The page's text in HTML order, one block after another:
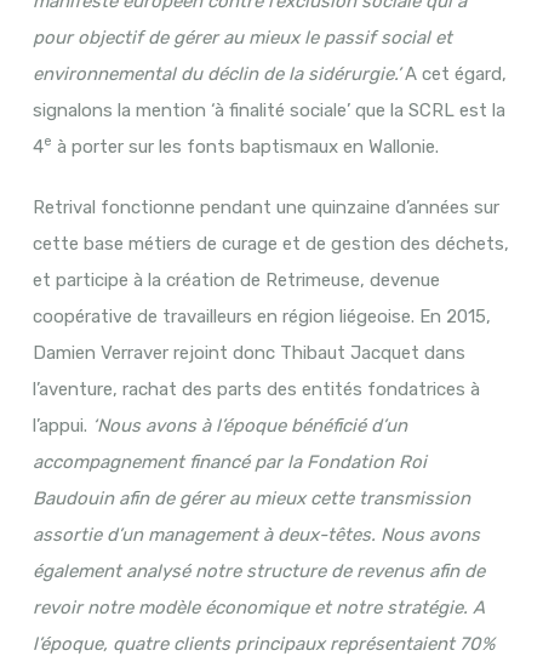
pour objectif de gérer au mieux le passif social et
environnemental du déclin de la sidérurgie.’A cet égard,
signalons la mention ‘à finalité sociale’ que la SCRL est la
4e à porter sur les fonts baptismaux en Wallonie.
Retrival fonctionne pendant une quinzaine d’années sur
cette base métiers de curage et de gestion des déchets,
et participe à la création de Retrimeuse, devenue
coopérative de travailleurs en région liégeoise. En 2015,
Damien Verraver rejoint donc Thibaut Jacquet dans
l’aventure, rachat des parts des entités fondatrices à
l’appui. ‘Nous avons à l’époque bénéficié d’un
accompagnement financé par la Fondation Roi
Baudouin afin de gérer au mieux cette transmission
assortie d’un management à deux-têtes. Nous avons
également analysé notre structure de revenus afin de
revoir notre modèle économique et notre stratégie. A
l’époque, quatre clients principaux représentaient 70%